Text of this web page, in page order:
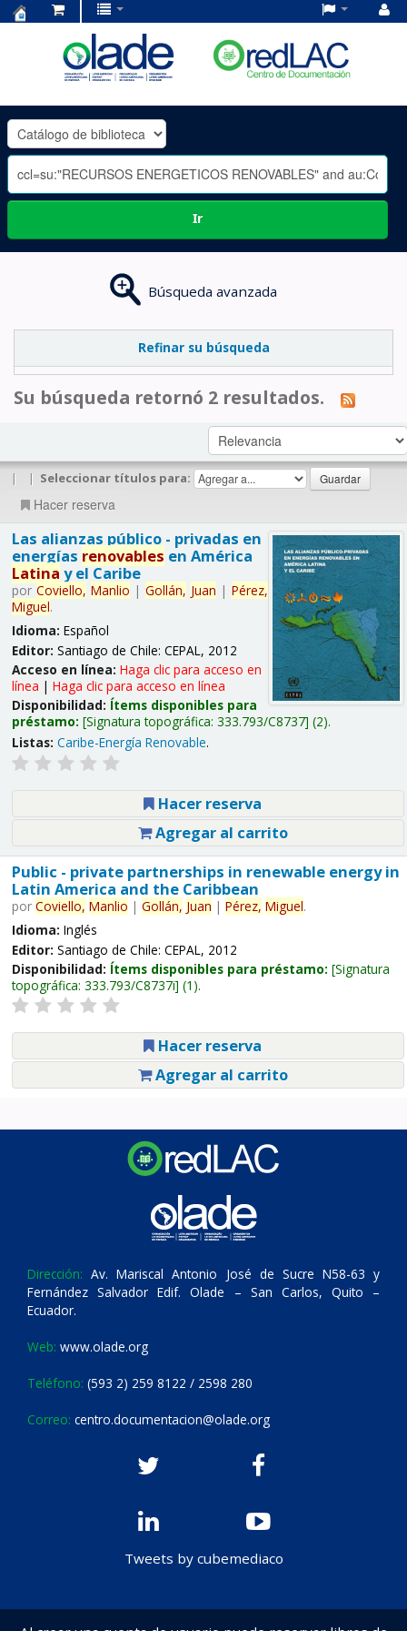
OLADE
-
Ir
Búsqueda avanzada
Refinar su búsqueda
Su búsqueda retornó 2 resultados.
| | Seleccionar títulos para:
Hacer reserva
Las alianzas público - privadas en
energías renovables en América
Latina y el Caribe
por Coviello, Manlio | Gollán, Juan | Pérez,
Miguel.
Idioma: Español
Editor: Santiago de Chile: CEPAL, 2012
Acceso en línea: Haga clic para acceso en
línea | Haga clic para acceso en línea
Disponibilidad: Ítems disponibles para
préstamo: Signatura topográfica: 333.793/C8737 (2).
Listas: Caribe-Energía Renovable.
Hacer reserva
Agregar al carrito
Public - private partnerships in renewable energy in
Latin America and the Caribbean
por Coviello, Manlio | Gollán, Juan | Pérez, Miguel.
Idioma: Inglés
Editor: Santiago de Chile: CEPAL, 2012
Disponibilidad: Ítems disponibles para préstamo: Signatura
topográfica: 333.793/C8737i (1).
Hacer reserva
Agregar al carrito
Dirección: Av. Mariscal Antonio José de Sucre N58-63 y
Fernández Salvador Edif. Olade – San Carlos, Quito –
Ecuador.
Web: www.olade.org
Teléfono: (593 2) 259 8122 / 2598 280
Correo: centro.documentacion@olade.org
Tweets by cubemediaco